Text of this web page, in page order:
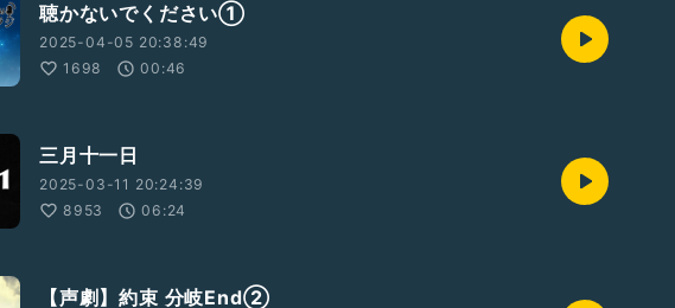
聴かないでください①
2025-04-05 20:38:49
1698
00:46
三月十一日
2025-03-11 20:24:39
8953
06:24
【声劇】約束 分岐End②